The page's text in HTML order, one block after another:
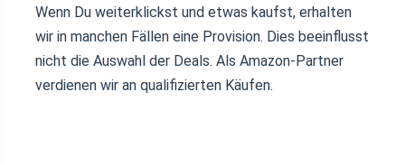
Wenn Du weiterklickst und etwas kaufst, erhalten
wir in manchen Fällen eine Provision. Dies beeinflusst
nicht die Auswahl der Deals. Als Amazon-Partner
verdienen wir an qualifizierten Käufen.